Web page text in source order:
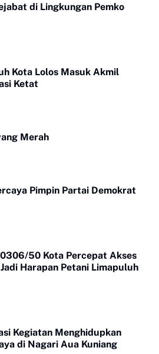
di Lingkungan Pemko
Kota Lolos Masuk Akmil
Ketat
Merah
Pimpin Partai Demokrat
50 Kota Percepat Akses
Harapan Petani Limapuluh
Kegiatan Menghidupkan
di Nagari Aua Kuniang